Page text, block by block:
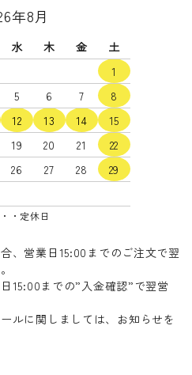
検索する
年8月
水 木 金
土
1
5 6 7
8
12 13 14
15
19 20 21
22
26 27 28
29
・・定休日
、営業日15:00までのご注文で翌
15:00までの”入金確認”で翌営
ルに関しましては、お知らせを